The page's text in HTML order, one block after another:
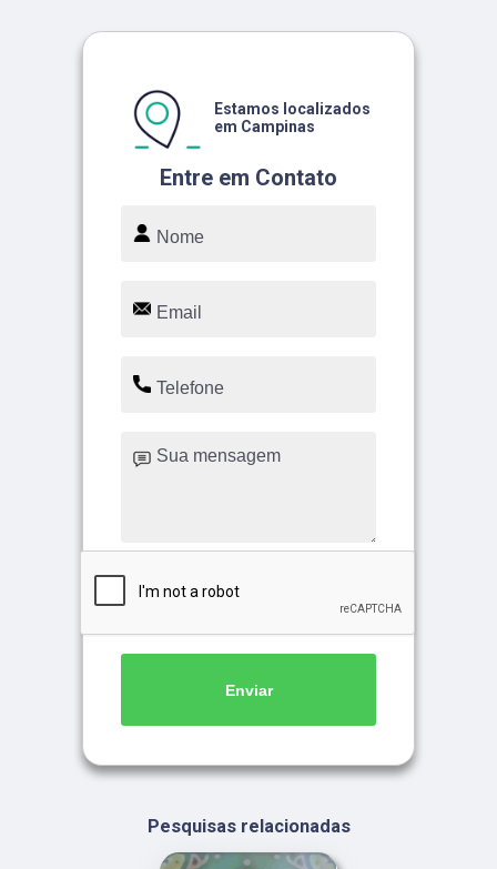
Entre em Contato
Estamos localizados
em Campinas
Enviar
Pesquisas relacionadas